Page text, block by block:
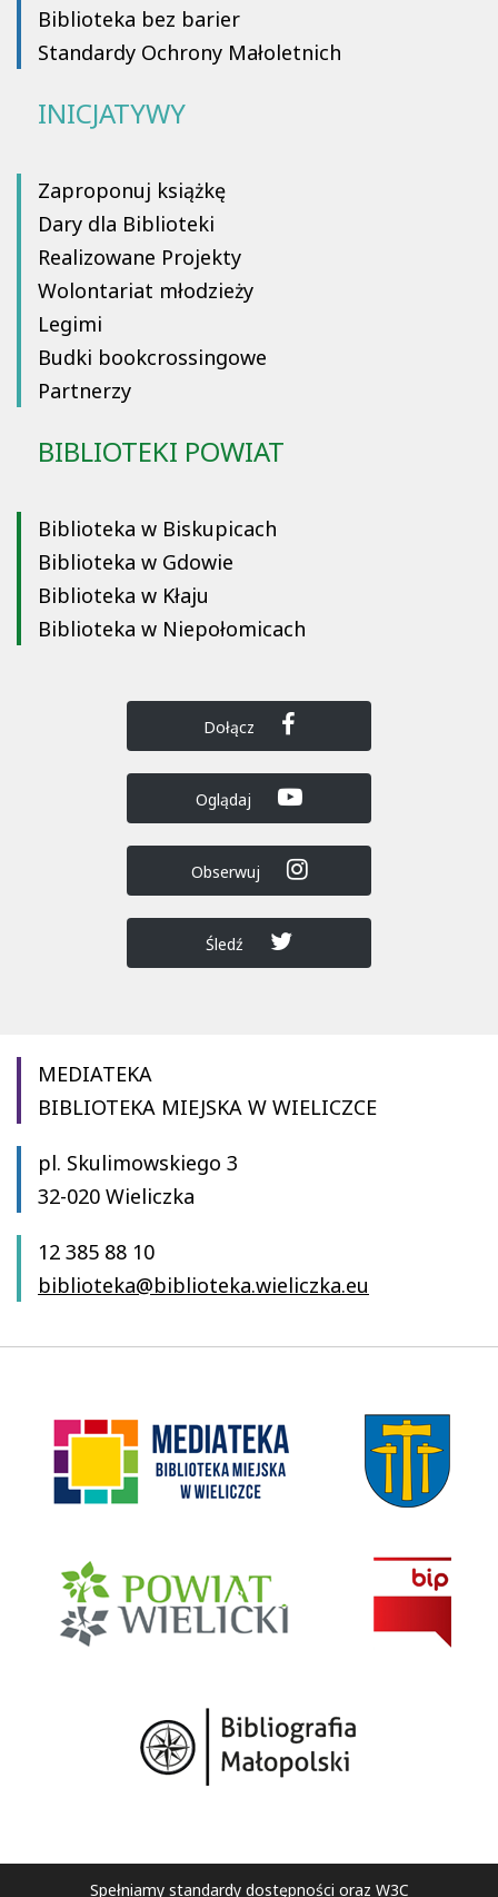
Biblioteka bez barier
Standardy Ochrony Małoletnich
INICJATYWY
Zaproponuj książkę
Dary dla Biblioteki
Realizowane Projekty
Wolontariat młodzieży
Legimi
Budki bookcrossingowe
Partnerzy
BIBLIOTEKI POWIAT
Biblioteka w Biskupicach
Biblioteka w Gdowie
Biblioteka w Kłaju
Biblioteka w Niepołomicach
Dołącz
Oglądaj
Obserwuj
Śledź
MEDIATEKA
BIBLIOTEKA MIEJSKA W WIELICZCE
pl. Skulimowskiego 3
32-020 Wieliczka
12 385 88 10
biblioteka@biblioteka.wieliczka.eu
Spełniamy standardy dostępności oraz W3C